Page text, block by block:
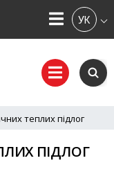
теплих підлог
ПІДЛОГ